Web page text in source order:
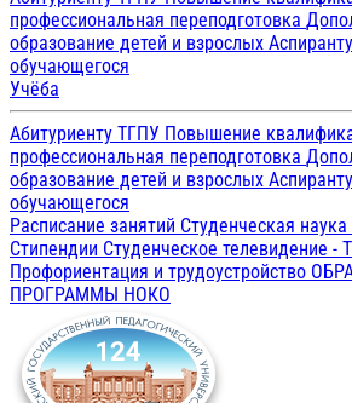
профессиональная переподготовка
образование детей и взрослых
обучающегося
Учёба
Абитуриенту ТГПУ Повышение
профессиональная переподготовка
образование детей и взрослых
обучающегося
Расписание занятий Студенческая наука
Стипендии Студенческое телевидение -
Профориентация и трудоустройство
ПРОГРАММЫ НОКО